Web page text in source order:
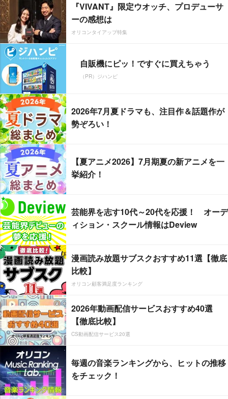
『VIVANT』限定ウオッチ、プロデューサ
ーの感想は
オリコンタイアップ特集
自販機にピッ！ですぐに買えちゃう
（PR）ジハンピ
2026年7月夏ドラマも、注目作＆話題作が
勢ぞろい！
【夏アニメ2026】7月期夏の新アニメを一
挙紹介！
芸能界を志す10代～20代を応援！ オーデ
ィション・スクール情報はDeview
漫画読み放題サブスクおすすめ11選【徹底
比較】
オリコン顧客満足度ランキング
2026年動画配信サービスおすすめ40選
【徹底比較】
CS動画配信サービス20選
毎週の音楽ランキングから、ヒットの推移
をチェック！